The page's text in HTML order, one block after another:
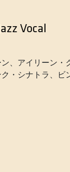
Vocal
、アイリーン・
・シナトラ、ビ